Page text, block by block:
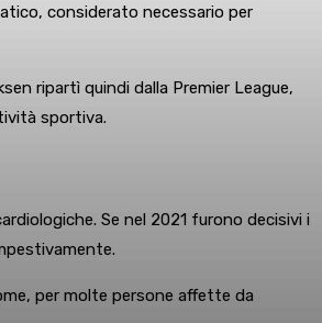
considerato necessario per
ripartì quindi dalla Premier League,
sportiva.
Se nel 2021 furono decisivi i
per molte persone affette da